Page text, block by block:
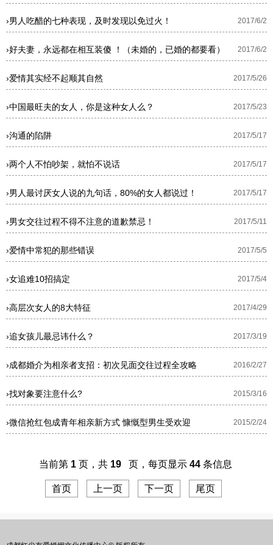
›男人吃醋的七种表现，及时发现以免过火！ 2017/6/2
›好夫妻，永远都在相互装傻 ！（未婚的，已婚的都要看） 2017/6/2
›爱情其实经不起顺其自然 2017/5/26
›中国最旺夫的女人，你是这种女人么？ 2017/5/23
›沟通的陷阱 2017/5/17
›两个人不怕吵架，就怕不说话 2017/5/17
›男人最讨厌女人说的九句话，80%的女人都说过！ 2017/5/17
›男女交往过程不得不注意的道歉禁忌！ 2017/5/11
›爱情中常犯的那些错误 2017/5/5
›女追难10招搞定 2017/5/4
›高层次女人的8大特征 2017/4/29
›追女孩儿最忌讳什么？ 2017/3/19
›成都婚介为相亲者支招：初次见面交往过程全攻略 2016/2/27
›找对象要注意什么? 2015/3/16
›微信抢红包成青年相亲新方式 慷慨型男生受欢迎 2015/2/24
当前第 1页，共 19页，每页显示 44条信息
首页 上一页 下一页 尾页